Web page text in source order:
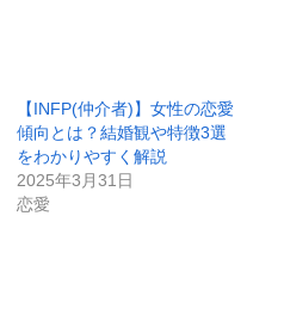
【INFP(仲介者)】女性の恋愛
傾向とは？結婚観や特徴3選
をわかりやすく解説
2025年3月31日
恋愛